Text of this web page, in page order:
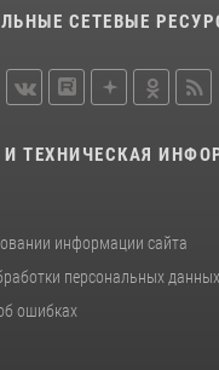
СЕТЕВЫЕ
И ТЕХНИЧЕСКАЯ
информации сайта
персональных данных
ошибках